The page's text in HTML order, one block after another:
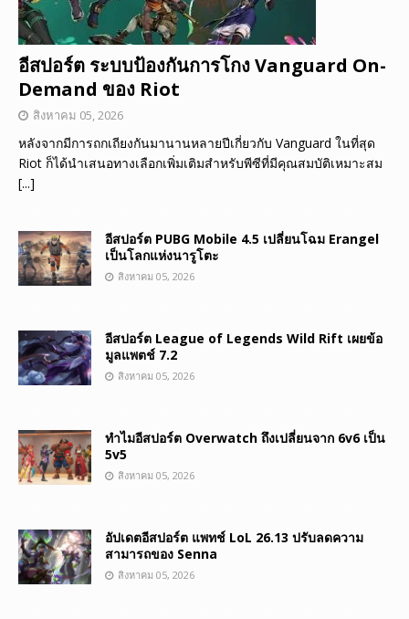
อีสปอร์ต ระบบป้องกันการโกง Vanguard On-
Demand ของ Riot
สิงหาคม 05, 2026
หลังจากมีการถกเถียงกันมานานหลายปีเกี่ยวกับ Vanguard ในที่สุด
Riot ก็ได้นำเสนอทางเลือกเพิ่มเติมสำหรับพีซีที่มีคุณสมบัติเหมาะสม
[...]
อีสปอร์ต PUBG Mobile 4.5 เปลี่ยนโฉม Erangel
เป็นโลกแห่งนารูโตะ
สิงหาคม 05, 2026
อีสปอร์ต League of Legends Wild Rift เผยข้อ
มูลแพตช์ 7.2
สิงหาคม 05, 2026
ทำไมอีสปอร์ต Overwatch ถึงเปลี่ยนจาก 6v6 เป็น
5v5
สิงหาคม 05, 2026
อัปเดตอีสปอร์ต แพทช์ LoL 26.13 ปรับลดความ
สามารถของ Senna
สิงหาคม 05, 2026